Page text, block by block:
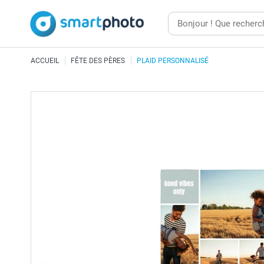
ACCUEIL FÊTE DES PÈRES PLAID PERSONNALISÉ